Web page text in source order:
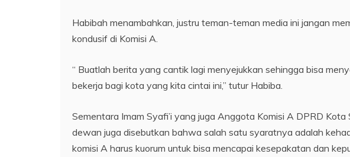
Habibah menambahkan, justru teman-teman media ini jangan
kondusif di Komisi A.
“ Buatlah berita yang cantik lagi menyejukkan sehingga bisa
bekerja bagi kota yang kita cintai ini,” tutur Habiba.
Sementara Imam Syafi’i yang juga Anggota Komisi A DPRD
dewan juga disebutkan bahwa salah satu syaratnya adalah
komisi A harus kuorum untuk bisa mencapai kesepakatan dan